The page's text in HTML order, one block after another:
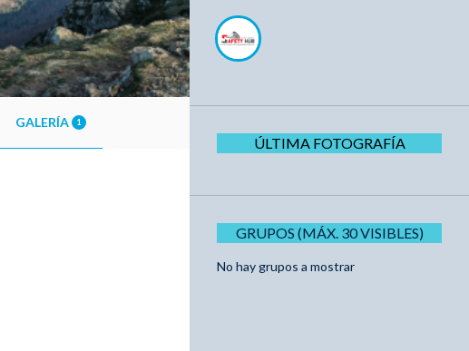
GALERÍA 1
ÚLTIMA FOTOGRAFÍA
GRUPOS (MÁX. 30 VISIBLES)
No hay grupos a mostrar